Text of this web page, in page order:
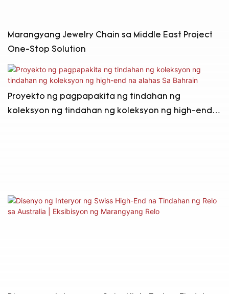
Marangyang Jewelry Chain sa Middle East Project
One-Stop Solution
Proyekto ng pagpapakita ng tindahan ng
koleksyon ng tindahan ng koleksyon ng high-end